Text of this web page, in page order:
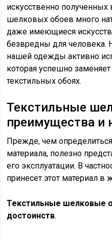
искусственно
шелковых обоев много
даже имеющиеся
безвредны для человека.
нашей одежды активно
которая успешно
текстильных обоях.
Текстильные
преимущества и
Прежде, чем
материала, полезно
его эксплуатации. В
принесет этот материал в
Текстильные шелковые
достоинств.